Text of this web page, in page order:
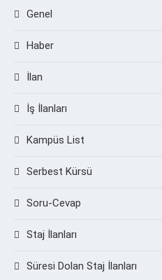
Genel
Haber
İlan
İş İlanları
Kampüs List
Serbest Kürsü
Soru-Cevap
Staj İlanları
Süresi Dolan Staj İlanları